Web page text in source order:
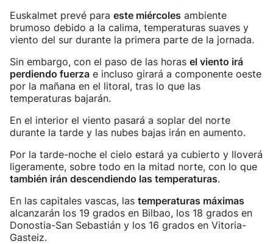
Euskalmet prevé para este miércoles ambiente
brumoso debido a la calima, temperaturas suaves y
viento del sur durante la primera parte de la jornada.
Sin embargo, con el paso de las horas el viento irá
perdiendo fuerza e incluso girará a componente oeste
por la mañana en el litoral, tras lo que las
temperaturas bajarán.
En el interior el viento pasará a soplar del norte
durante la tarde y las nubes bajas irán en aumento.
Por la tarde-noche el cielo estará ya cubierto y lloverá
ligeramente, sobre todo en la mitad norte, con lo que
también irán descendiendo las temperaturas.
En las capitales vascas, las temperaturas máximas
alcanzarán los 19 grados en Bilbao, los 18 grados en
Donostia-San Sebastián y los 16 grados en Vitoria-
Gasteiz.